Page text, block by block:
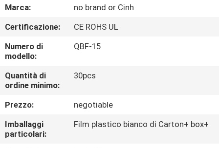
GIRO
DELLA
FABBRICA
CONTROLLO
DI
QUALITÀ
CONTATTICI
Marca:
no brand or Cinh
Certificazione:
CE ROHS UL
Numero di
modello:
QBF-15
Quantità di
ordine minimo:
30pcs
Prezzo:
negotiable
Imballaggi
particolari:
Film plastico bianco di Carton+ box+